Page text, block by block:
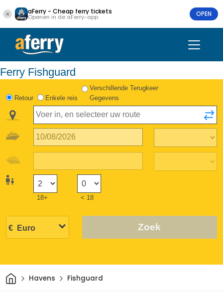
aFerry - Cheap ferry tickets
Openen in de aFerry-app OPEN
Ferry Fishguard
Retour Enkele reis
Verschillende Terugkeer
Gegevens
18+ < 18
Zoek
ThuisHavens Fishguard